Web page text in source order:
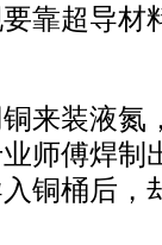
靠超导材
装液氮
师傅焊制
铜桶后，